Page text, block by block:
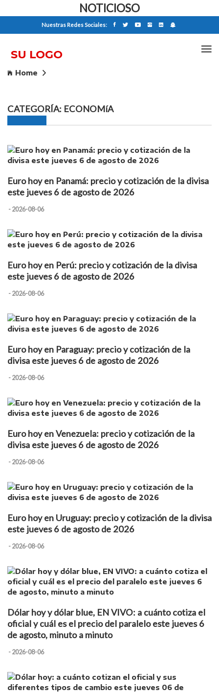
NOTICIOSO
Nuestras Redes Sociales:
Home
CATEGORÍA: ECONOMíA
Euro hoy en Panamá: precio y cotización de la divisa
este jueves 6 de agosto de 2026
- 2026-08-06
Euro hoy en Perú: precio y cotización de la divisa
este jueves 6 de agosto de 2026
- 2026-08-06
Euro hoy en Paraguay: precio y cotización de la
divisa este jueves 6 de agosto de 2026
- 2026-08-06
Euro hoy en Venezuela: precio y cotización de la
divisa este jueves 6 de agosto de 2026
- 2026-08-06
Euro hoy en Uruguay: precio y cotización de la divisa
este jueves 6 de agosto de 2026
- 2026-08-06
Dólar hoy y dólar blue, EN VIVO: a cuánto cotiza el
oficial y cuál es el precio del paralelo este jueves 6
de agosto, minuto a minuto
- 2026-08-06